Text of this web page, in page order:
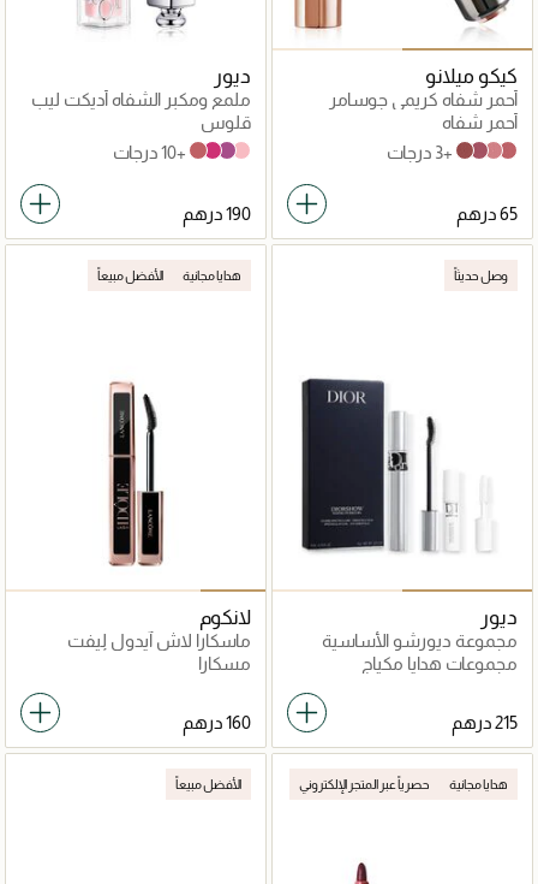
كيكو ميلانو
أحمر شفاه كريمي جوسامر
إيموشن
أحمر شفاه
107 Mocaccino
102 Pink Sand
109 Amaranth
105 Pinkish Brown +3 درجات
ديور
ملمع ومكبر الشفاه أديكت ليب
ماكسمايزر
قلوس
001 Pink
006 Berry
007 Raspberry
012 Rosewood +10 درجات
وصل حديثاً
ديور
مجموعة ديورشو الأساسية
للعيون (ماسكارا وبرايمر
للرموش)
مجموعات هدايا مكياج
هدايا مجانية الأفضل مبيعاً
لانكوم
ماسكارا لاش آيدول ليفت
فولومينج الفعالة 01 أسود
مسكارا
هدايا مجانية حصرياً عبر المتجر الإلكتروني الأفضل مبيعاً